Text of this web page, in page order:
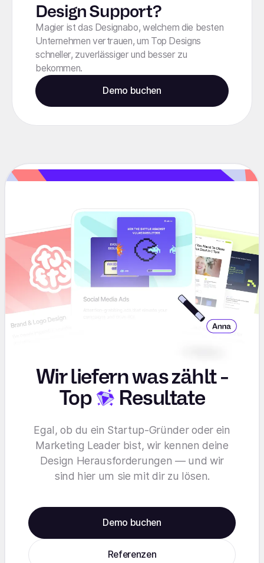
Design Support?
Magier ist das Designabo, welchem die besten
Unternehmen vertrauen, um Top Designs
schneller, zuverlässiger und besser zu
bekommen.
Demo buchen
Wir liefern was zählt -
Top
Resultate
Egal, ob du ein Startup-Gründer oder ein
Marketing Leader bist, wir kennen deine
Design Herausforderungen — und wir
sind hier um sie mit dir zu lösen.
Demo buchen
Referenzen